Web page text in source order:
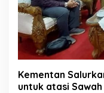
Kementan
untuk atasi